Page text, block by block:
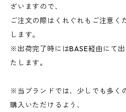
ざいますので、
ご注文の際はくれぐれもご注意く
します。
※出荷完了時にはBASE経由にて
たします。
※当ブランドでは、少しでも多く
購入いただけるよう、